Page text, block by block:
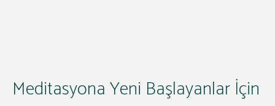
Meditasyona Yeni Başlayanlar İçin